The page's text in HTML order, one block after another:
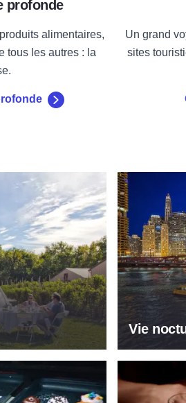
profonde
alimentaires,
tous les autres : la
Un grand
sites
Vie
Vie nocturne